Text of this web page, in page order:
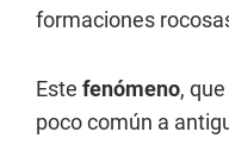
formaciones
Este fenómeno,
poco común a